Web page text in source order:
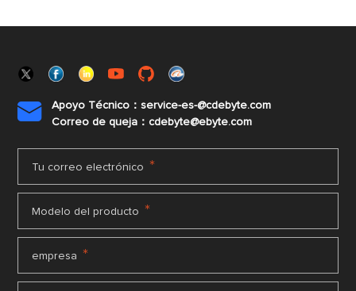

Apoyo Técnico：service-es-@cdebyte.com
Correo de queja：cdebyte@ebyte.com
Tu correo electrónico *
Modelo del producto *
empresa *